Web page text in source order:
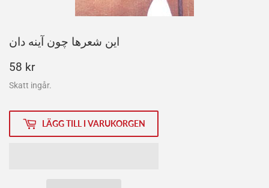
این شعرها چون آینه­ دان
58 kr58
kr
Skatt ingår.
LÄGG TILL I VARUKORGEN